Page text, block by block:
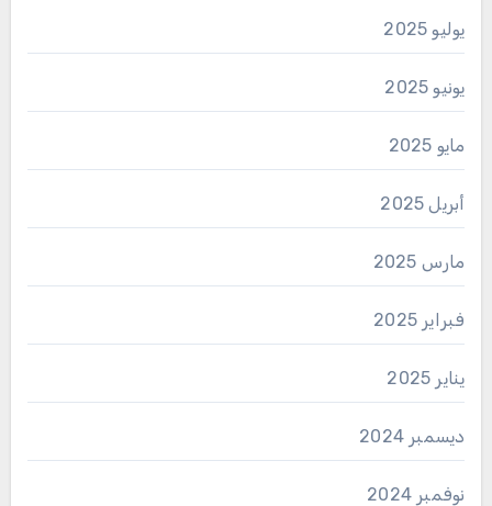
يوليو 2025
يونيو 2025
مايو 2025
أبريل 2025
مارس 2025
فبراير 2025
يناير 2025
ديسمبر 2024
نوفمبر 2024